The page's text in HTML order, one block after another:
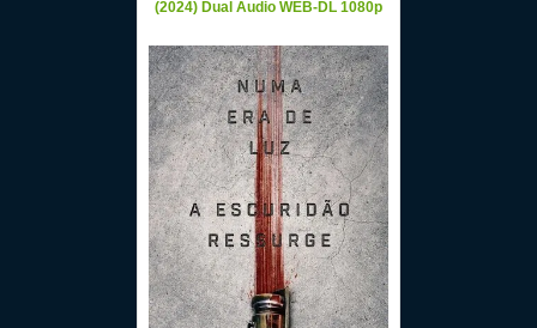
(2024) Dual Áudio WEB-DL 1080p